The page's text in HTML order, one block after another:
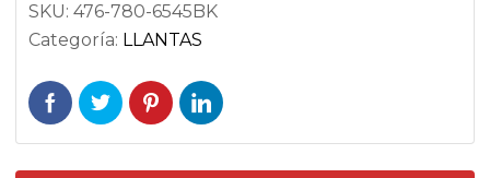
SKU: 476-780-6545BK
Categoría: LLANTAS